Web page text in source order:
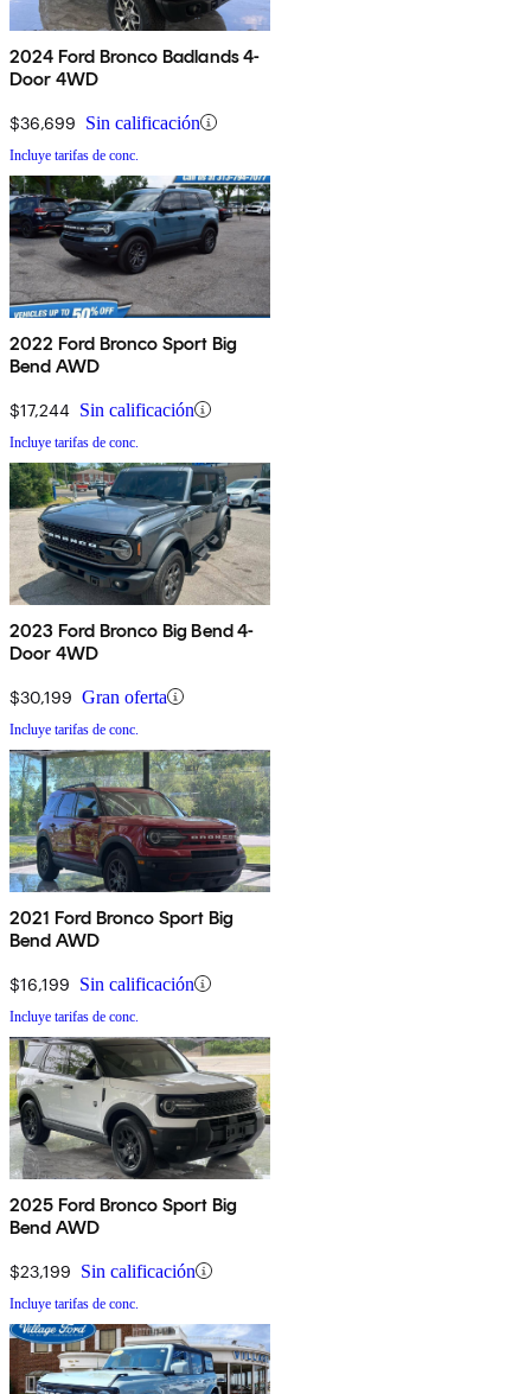
2024 Ford Bronco Badlands 4-
Door 4WD
$36,699 Sin calificación
Incluye tarifas de conc.
2022 Ford Bronco Sport Big
Bend AWD
$17,244 Sin calificación
Incluye tarifas de conc.
2023 Ford Bronco Big Bend 4-
Door 4WD
$30,199 Gran oferta
Incluye tarifas de conc.
2021 Ford Bronco Sport Big
Bend AWD
$16,199 Sin calificación
Incluye tarifas de conc.
2025 Ford Bronco Sport Big
Bend AWD
$23,199 Sin calificación
Incluye tarifas de conc.